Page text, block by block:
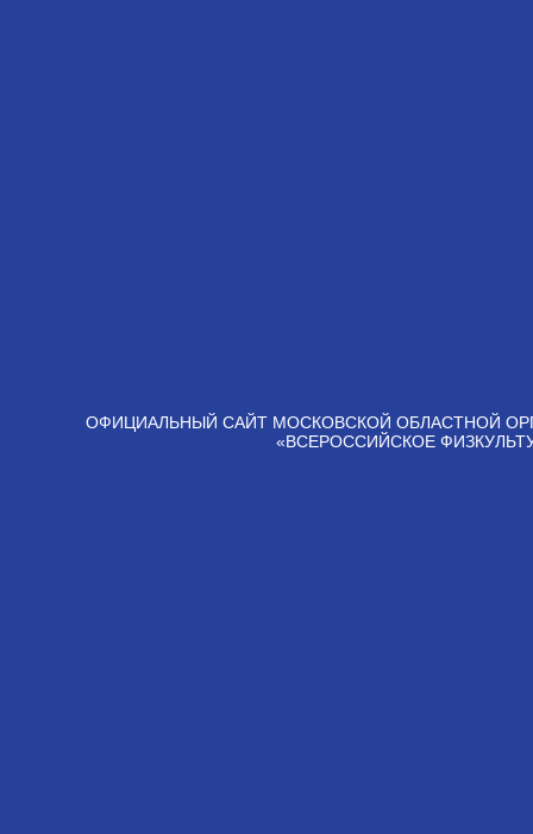
ОФИЦИАЛЬНЫЙ САЙТ МОСКОВСКОЙ ОБЛАСТНОЙ
«ВСЕРОССИЙСКОЕ